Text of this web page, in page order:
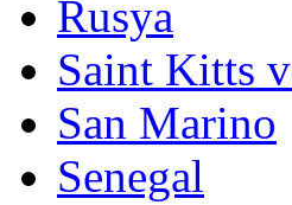
Rusya
Saint Kitts
San Marino
Senegal